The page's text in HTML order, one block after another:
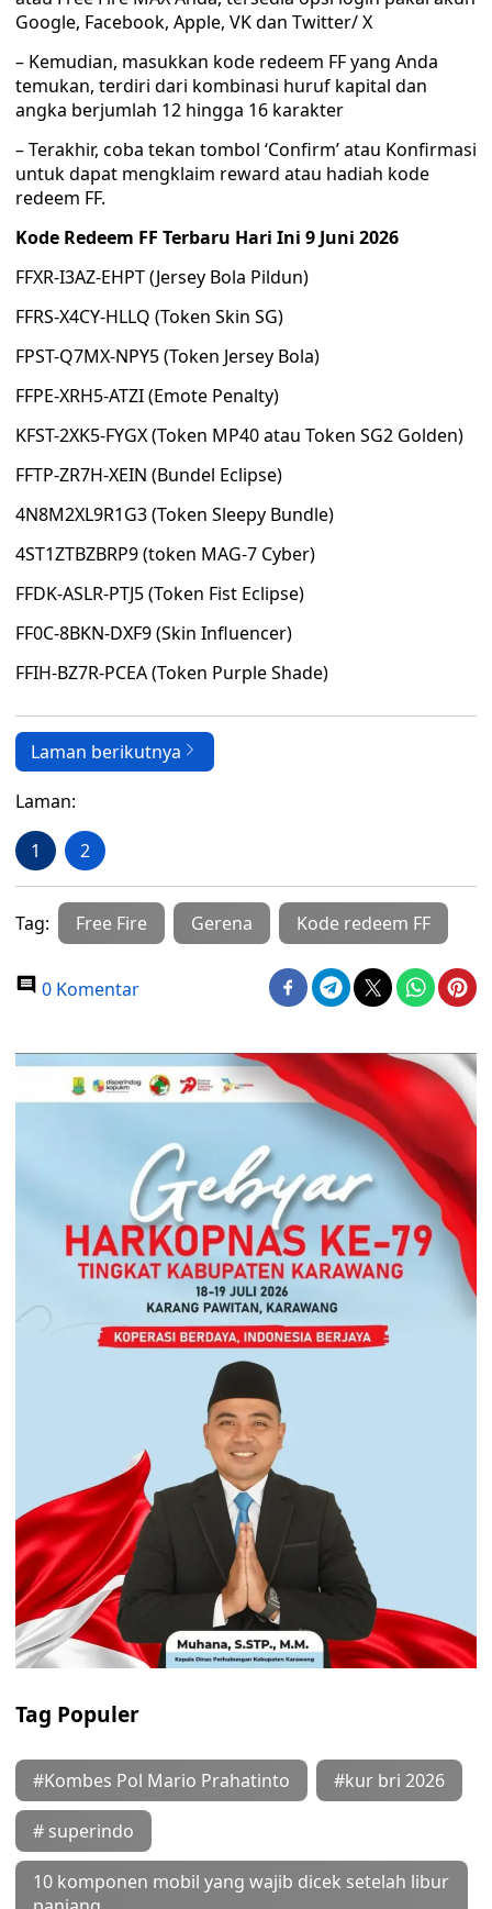
Google, Facebook, Apple, VK dan Twitter/ X
– Kemudian, masukkan kode redeem FF yang Anda
temukan, terdiri dari kombinasi huruf kapital dan
angka berjumlah 12 hingga 16 karakter
– Terakhir, coba tekan tombol ‘Confirm’ atau Konfirmasi
untuk dapat mengklaim reward atau hadiah kode
redeem FF.
Kode Redeem FF Terbaru Hari Ini 9 Juni 2026
FFXR-I3AZ-EHPT (Jersey Bola Pildun)
FFRS-X4CY-HLLQ (Token Skin SG)
FPST-Q7MX-NPY5 (Token Jersey Bola)
FFPE-XRH5-ATZI (Emote Penalty)
KFST-2XK5-FYGX (Token MP40 atau Token SG2 Golden)
FFTP-ZR7H-XEIN (Bundel Eclipse)
4N8M2XL9R1G3 (Token Sleepy Bundle)
4ST1ZTBZBRP9 (token MAG-7 Cyber)
FFDK-ASLR-PTJ5 (Token Fist Eclipse)
FF0C-8BKN-DXF9 (Skin Influencer)
FFIH-BZ7R-PCEA (Token Purple Shade)
Laman berikutnya
Laman:
1 2
Tag: Free Fire Gerena Kode redeem FF
0 Komentar
Tag Populer
#Kombes Pol Mario Prahatinto #kur bri 2026
# superindo
10 komponen mobil yang wajib dicek setelah libur